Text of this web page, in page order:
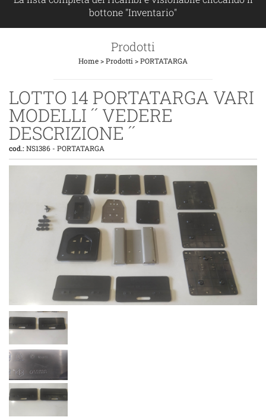
bottone "Inventario"
Prodotti
Home>Prodotti >PORTATARGA
LOTTO 14 PORTATARGA VARI
MODELLI ´´ VEDERE
DESCRIZIONE ´´
cod.:NS1386 - PORTATARGA